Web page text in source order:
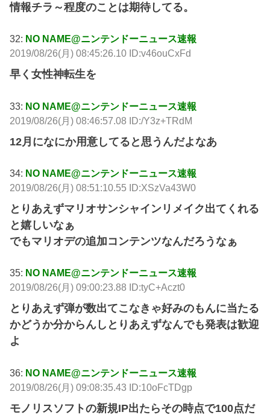
情報チラ～程度のことは期待してる。
32: NO NAME@ニンテンドーニュース速報
2019/08/26(月) 08:45:26.10 ID:v46ouCxFd
早く女性神転生を
33: NO NAME@ニンテンドーニュース速報
2019/08/26(月) 08:46:57.08 ID:/Y3z+TRdM
12月になにか用意してると思うんだよなあ
34: NO NAME@ニンテンドーニュース速報
2019/08/26(月) 08:51:10.55 ID:XSzVa43W0
とりあえずマリオサンシャインリメイク出てくれる
と嬉しいなぁ
でもマリオデの追加コンテンツなんだろうなぁ
35: NO NAME@ニンテンドーニュース速報
2019/08/26(月) 09:00:23.88 ID:tyC+Aczt0
とりあえず弾が数出てこなきゃ好みのもんに当たる
かどうか分からんしとりあえずなんでも発表は歓迎
よ
36: NO NAME@ニンテンドーニュース速報
2019/08/26(月) 09:08:35.43 ID:10oFcTDgp
モノリスソフトの新規IP出たらその時点で100点だ